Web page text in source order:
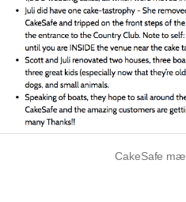
CakeSafe